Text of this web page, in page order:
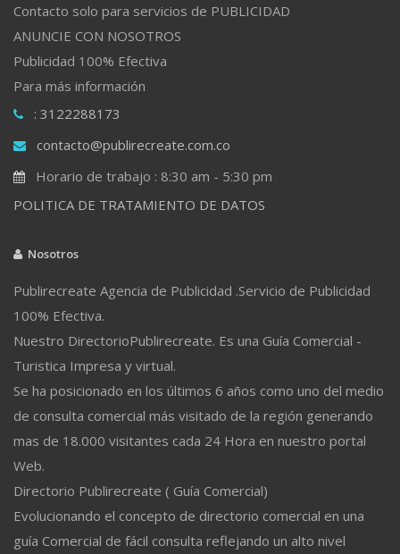
Contacto solo para servicios de PUBLICIDAD
ANUNCIE CON NOSOTROS
Publicidad 100% Efectiva
Para más información
: 3122288173
contacto@publirecreate.com.co
Horario de trabajo : 8:30 am - 5:30 pm
POLITICA DE TRATAMIENTO DE DATOS
Nosotros
Publirecreate Agencia de Publicidad .Servicio de Publicidad
100% Efectiva.
Nuestro DirectorioPublirecreate. Es una Guía Comercial -
Turistica Impresa y virtual.
Se ha posicionado en los últimos 6 años como uno del medio
de consulta comercial más visitado de la región generando
mas de 18.000 visitantes cada 24 Hora en nuestro portal
Web.
Directorio Publirecreate ( Guía Comercial)
Evolucionando el concepto de directorio comercial en una
guía Comercial de fácil consulta reflejando un alto nivel